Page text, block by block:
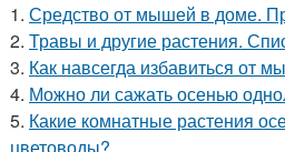
1. Средство от мышей в доме.
2. Травы и другие растения.
3. Как навсегда избавиться от
4. Можно ли сажать осенью
5. Какие комнатные растения